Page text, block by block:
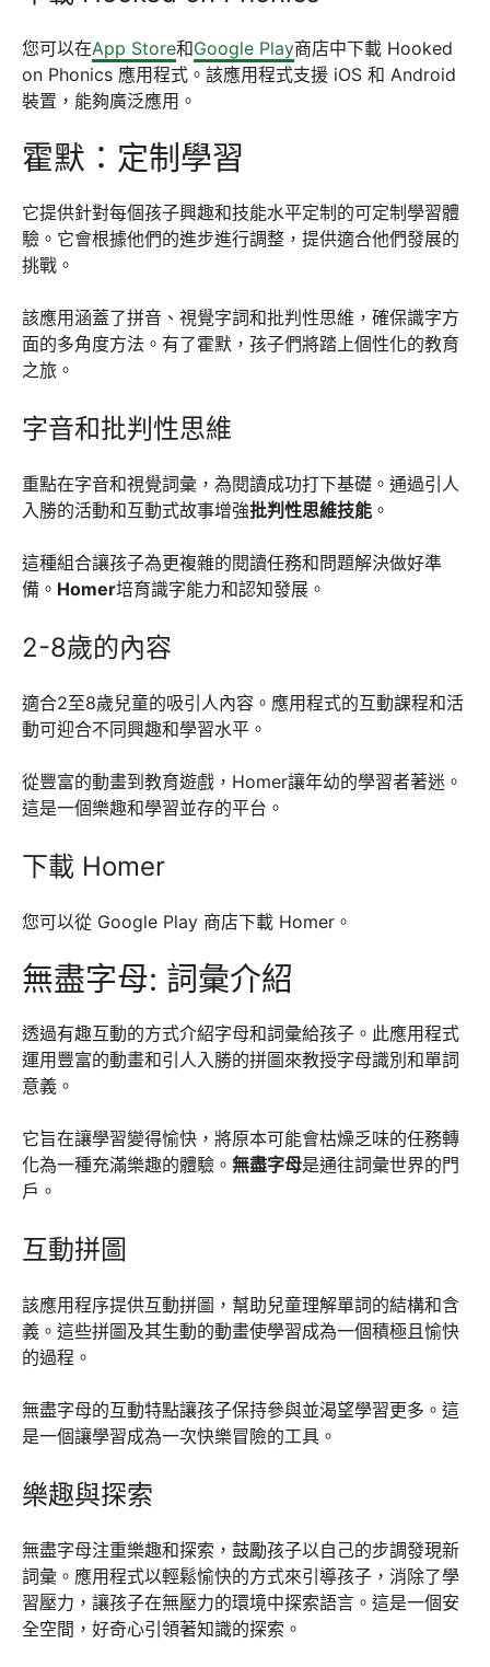
您可以在App Store和Google Play商店中下載 Hooked
on Phonics 應用程式。該應用程式支援 iOS 和 Android
裝置，能夠廣泛應用。
霍默：定制學習
它提供針對每個孩子興趣和技能水平定制的可定制學習體
驗。它會根據他們的進步進行調整，提供適合他們發展的
挑戰。
該應用涵蓋了拼音、視覺字詞和批判性思維，確保識字方
面的多角度方法。有了霍默，孩子們將踏上個性化的教育
之旅。
字音和批判性思維
重點在字音和視覺詞彙，為閱讀成功打下基礎。通過引人
入勝的活動和互動式故事增強批判性思維技能 。
這種組合讓孩子為更複雜的閱讀任務和問題解決做好準
備。 Homer培育識字能力和認知發展。
2-8歲的內容
適合2至8歲兒童的吸引人內容。應用程式的互動課程和活
動可迎合不同興趣和學習水平。
從豐富的動畫到教育遊戲，Homer讓年幼的學習者著迷。
這是一個樂趣和學習並存的平台。
下載 Homer
您可以從 Google Play 商店下載 Homer。
無盡字母: 詞彙介紹
透過有趣互動的方式介紹字母和詞彙給孩子。此應用程式
運用豐富的動畫和引人入勝的拼圖來教授字母識別和單詞
意義。
它旨在讓學習變得愉快，將原本可能會枯燥乏味的任務轉
化為一種充滿樂趣的體驗。 無盡字母是通往詞彙世界的門
戶。
互動拼圖
該應用程序提供互動拼圖，幫助兒童理解單詞的結構和含
義。這些拼圖及其生動的動畫使學習成為一個積極且愉快
的過程。
無盡字母的互動特點讓孩子保持參與並渴望學習更多。這
是一個讓學習成為一次快樂冒險的工具。
樂趣與探索
無盡字母注重樂趣和探索，鼓勵孩子以自己的步調發現新
詞彙。應用程式以輕鬆愉快的方式來引導孩子，消除了學
習壓力，讓孩子在無壓力的環境中探索語言。這是一個安
全空間，好奇心引領著知識的探索。